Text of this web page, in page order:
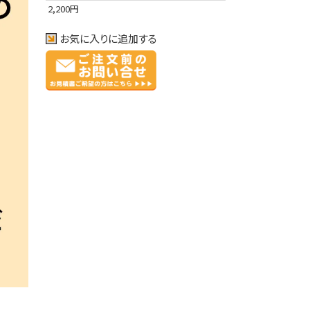
2,200円
お気に入りに追加する